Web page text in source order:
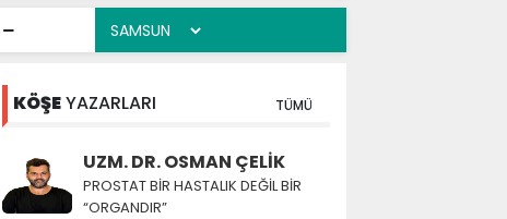
KÖŞEYAZARLARI TÜMÜ
UZM. DR. OSMAN ÇELİK
PROSTAT BİR HASTALIK DEĞİL BİR
“ORGANDIR”